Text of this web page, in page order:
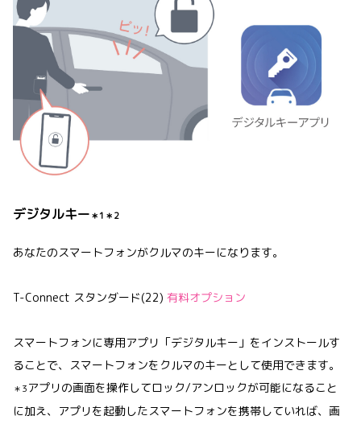
デジタルキー＊1＊2
あなたのスマートフォンがクルマのキーになります。
T-Connect スタンダード(22) 有料オプション
スマートフォンに専用アプリ「デジタルキー」をインストールす
ることで、スマートフォンをクルマのキーとして使用できます。
＊3アプリの画面を操作してロック/アンロックが可能になること
に加え、アプリを起動したスマートフォンを携帯していれば、画